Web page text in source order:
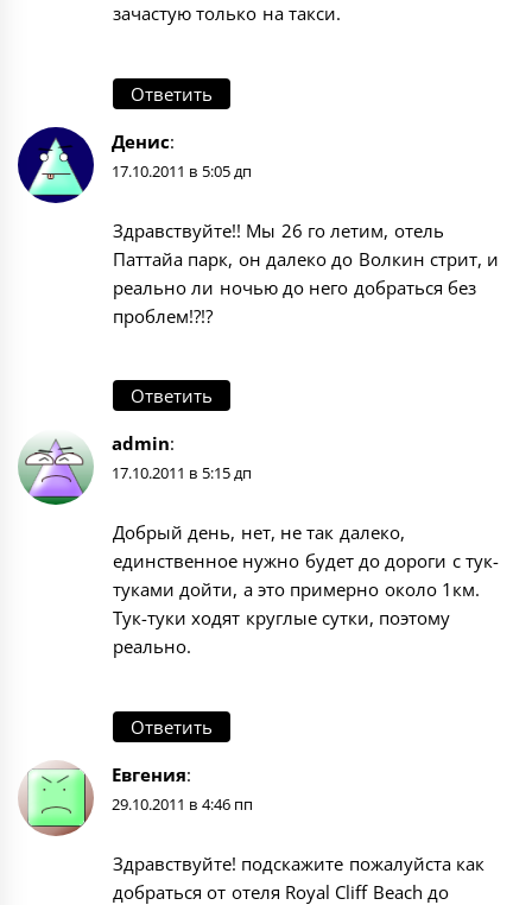
зачастую только на такси.
Ответить
Денис:
17.10.2011 в 5:05 дп
Здравствуйте!! Мы 26 го летим, отель
Паттайа парк, он далеко до Волкин стрит, и
реально ли ночью до него добраться без
проблем!?!?
Ответить
admin:
17.10.2011 в 5:15 дп
Добрый день, нет, не так далеко,
единственное нужно будет до дороги с тук-
туками дойти, а это примерно около 1км.
Тук-туки ходят круглые сутки, поэтому
реально.
Ответить
Евгения:
29.10.2011 в 4:46 пп
Здравствуйте! подскажите пожалуйста как
добраться от отеля Royal Cliff Beach до